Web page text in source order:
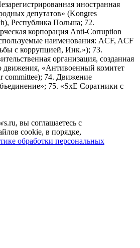
иностранная
депутатов» (Kongres
Республика Польша; 72.
корпорация Anti-Corruption
наименования: ACF, ACF
с коррупцией, Инк.»); 73.
организация, созданная
движения, «Антивоенный комитет
committee); 74. Движение
75. «SxE Соратники с
вы соглашаетесь с
cookie, в порядке,
обработки персональных